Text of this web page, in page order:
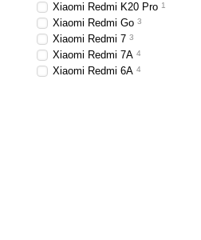
Xiaomi Redmi K20 Pro 1
Xiaomi Redmi Go 3
Xiaomi Redmi 7 3
Xiaomi Redmi 7A 4
Xiaomi Redmi 6A 4